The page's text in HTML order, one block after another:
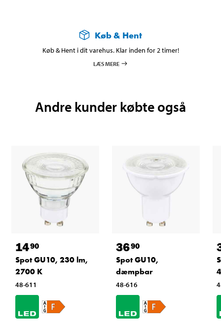
Køb & Hent
Køb & Hent i dit varehus. Klar inden for 2 timer!
LÆS MERE
Andre kunder købte også
1490
Spot GU10, 230 lm,
2700 K
48-611
3690
Spot GU10,
dæmpbar
48-616